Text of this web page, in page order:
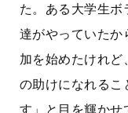
た。ある大学生
達がやっていたか
加を始めたけれ
の助けになれるこ
す」と目を輝かせ